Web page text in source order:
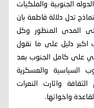
الجنوبية والملكيات
تدل دلالة قاطعة بان
المدى المنظور وكل
اكبر دليل على ما نقول
على كامل الجنوب بعد
السياسية والعسكرية
واثارت النعرات
واخواتها.